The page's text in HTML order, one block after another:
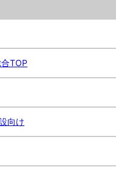
TOP
向け